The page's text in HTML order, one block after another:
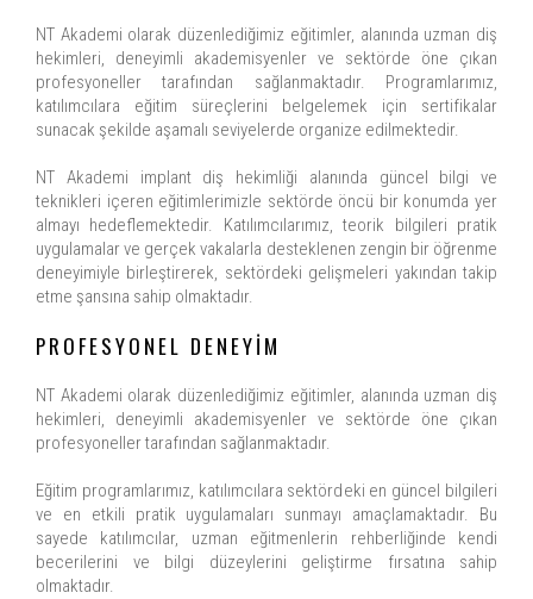
NT Akademi olarak düzenlediğimiz eğitimler, alanında uzman diş
hekimleri, deneyimli akademisyenler ve sektörde öne çıkan
profesyoneller tarafından sağlanmaktadır. Programlarımız,
katılımcılara eğitim süreçlerini belgelemek için sertifikalar
sunacak şekilde aşamalı seviyelerde organize edilmektedir.
NT Akademi implant diş hekimliği alanında güncel bilgi ve
teknikleri içeren eğitimlerimizle sektörde öncü bir konumda yer
almayı hedeflemektedir. Katılımcılarımız, teorik bilgileri pratik
uygulamalar ve gerçek vakalarla desteklenen zengin bir öğrenme
deneyimiyle birleştirerek, sektördeki gelişmeleri yakından takip
etme şansına sahip olmaktadır.
PROFESYONEL DENEYİM
NT Akademi olarak düzenlediğimiz eğitimler, alanında uzman diş
hekimleri, deneyimli akademisyenler ve sektörde öne çıkan
profesyoneller tarafından sağlanmaktadır.
Eğitim programlarımız, katılımcılara sektördeki en güncel bilgileri
ve en etkili pratik uygulamaları sunmayı amaçlamaktadır. Bu
sayede katılımcılar, uzman eğitmenlerin rehberliğinde kendi
becerilerini ve bilgi düzeylerini geliştirme fırsatına sahip
olmaktadır.